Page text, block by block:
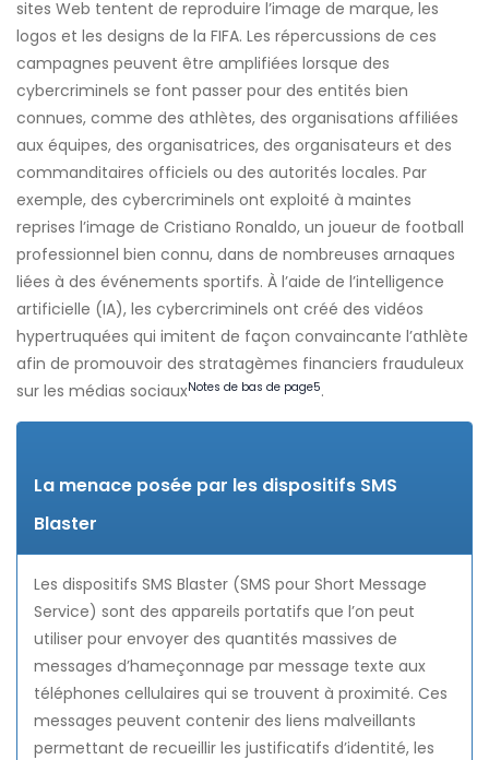
sites Web tentent de reproduire l’image de marque, les
logos et les designs de la FIFA. Les répercussions de ces
campagnes peuvent être amplifiées lorsque des
cybercriminels se font passer pour des entités bien
connues, comme des athlètes, des organisations affiliées
aux équipes, des organisatrices, des organisateurs et des
commanditaires officiels ou des autorités locales. Par
exemple, des cybercriminels ont exploité à maintes
reprises l’image de Cristiano Ronaldo, un joueur de football
professionnel bien connu, dans de nombreuses arnaques
liées à des événements sportifs. À l’aide de l’intelligence
artificielle (IA), les cybercriminels ont créé des vidéos
hypertruquées qui imitent de façon convaincante l’athlète
afin de promouvoir des stratagèmes financiers frauduleux
sur les médias sociauxNotes de bas de page5.
La menace posée par les dispositifs SMS
Blaster
Les dispositifs SMS Blaster (SMS pour Short Message
Service) sont des appareils portatifs que l’on peut
utiliser pour envoyer des quantités massives de
messages d’hameçonnage par message texte aux
téléphones cellulaires qui se trouvent à proximité. Ces
messages peuvent contenir des liens malveillants
permettant de recueillir les justificatifs d’identité, les